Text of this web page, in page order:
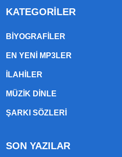
KATEGORILER
BIYOGRAFILER
EN YENI MP3LER
ILAHILER
MÜZIK DINLE
ŞARKI SÖZLERI
SON YAZILAR